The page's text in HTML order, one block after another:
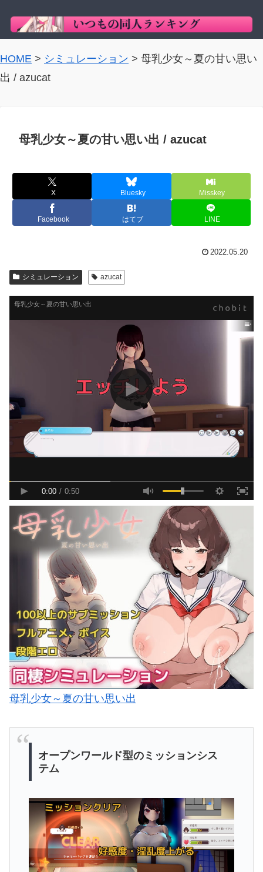
HOME > シミュレーション > 母乳少女～夏の甘い思い
出 / azucat
母乳少女～夏の甘い思い出 / azucat
X Bluesky Misskey
Facebook はてブ LINE
2022.05.20
シミュレーション azucat
母乳少女～夏の甘い思い出
オープンワールド型のミッションシス
テム